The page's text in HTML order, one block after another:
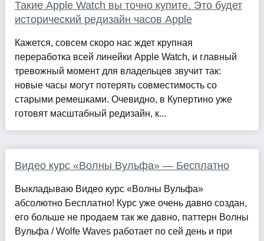
Такие Apple Watch вы точно купите. Это будет
исторический редизайн часов Apple
Кажется, совсем скоро нас ждет крупная
переработка всей линейки Apple Watch, и главный
тревожный момент для владельцев звучит так:
новые часы могут потерять совместимость со
старыми ремешками. Очевидно, в Купертино уже
готовят масштабный редизайн, к...
Видео курс «Волны Вульфа» — Бесплатно
Выкладываю Видео курс «Волны Вульфа»
абсолютно Бесплатно! Курс уже очень давно создан,
его больше не продаем так же давно, паттерн Волны
Вульфа / Wolfe Waves работает по сей день и при